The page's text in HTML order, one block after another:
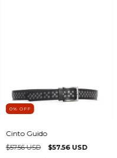
0% OFF
Cinto Guido
$57.56 USD $57.56 USD